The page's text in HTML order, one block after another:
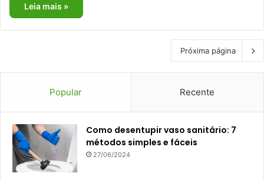
Leia mais »
Próxima página
Popular Recente
Como desentupir vaso sanitário: 7
métodos simples e fáceis
27/06/2024